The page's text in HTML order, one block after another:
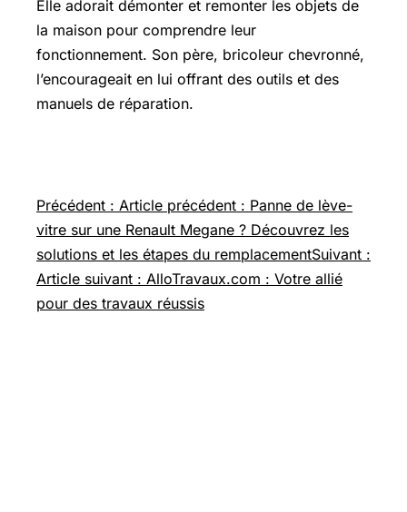
Elle adorait démonter et remonter les objets de
la maison pour comprendre leur
fonctionnement. Son père, bricoleur chevronné,
l’encourageait en lui offrant des outils et des
manuels de réparation.
Précédent : Article précédent : Panne de lève-
vitre sur une Renault Megane ? Découvrez les
solutions et les étapes du remplacementSuivant :
Article suivant : AlloTravaux.com : Votre allié
pour des travaux réussis